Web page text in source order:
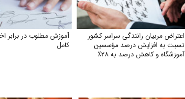
اعتراض مربیان رانندگی سراسر کشور
نسبت به افزایش درصد مؤسسین
آموزشگاه و کاهش درصد به ۲۸٪
آموزش مطلوب در برابر
کامل